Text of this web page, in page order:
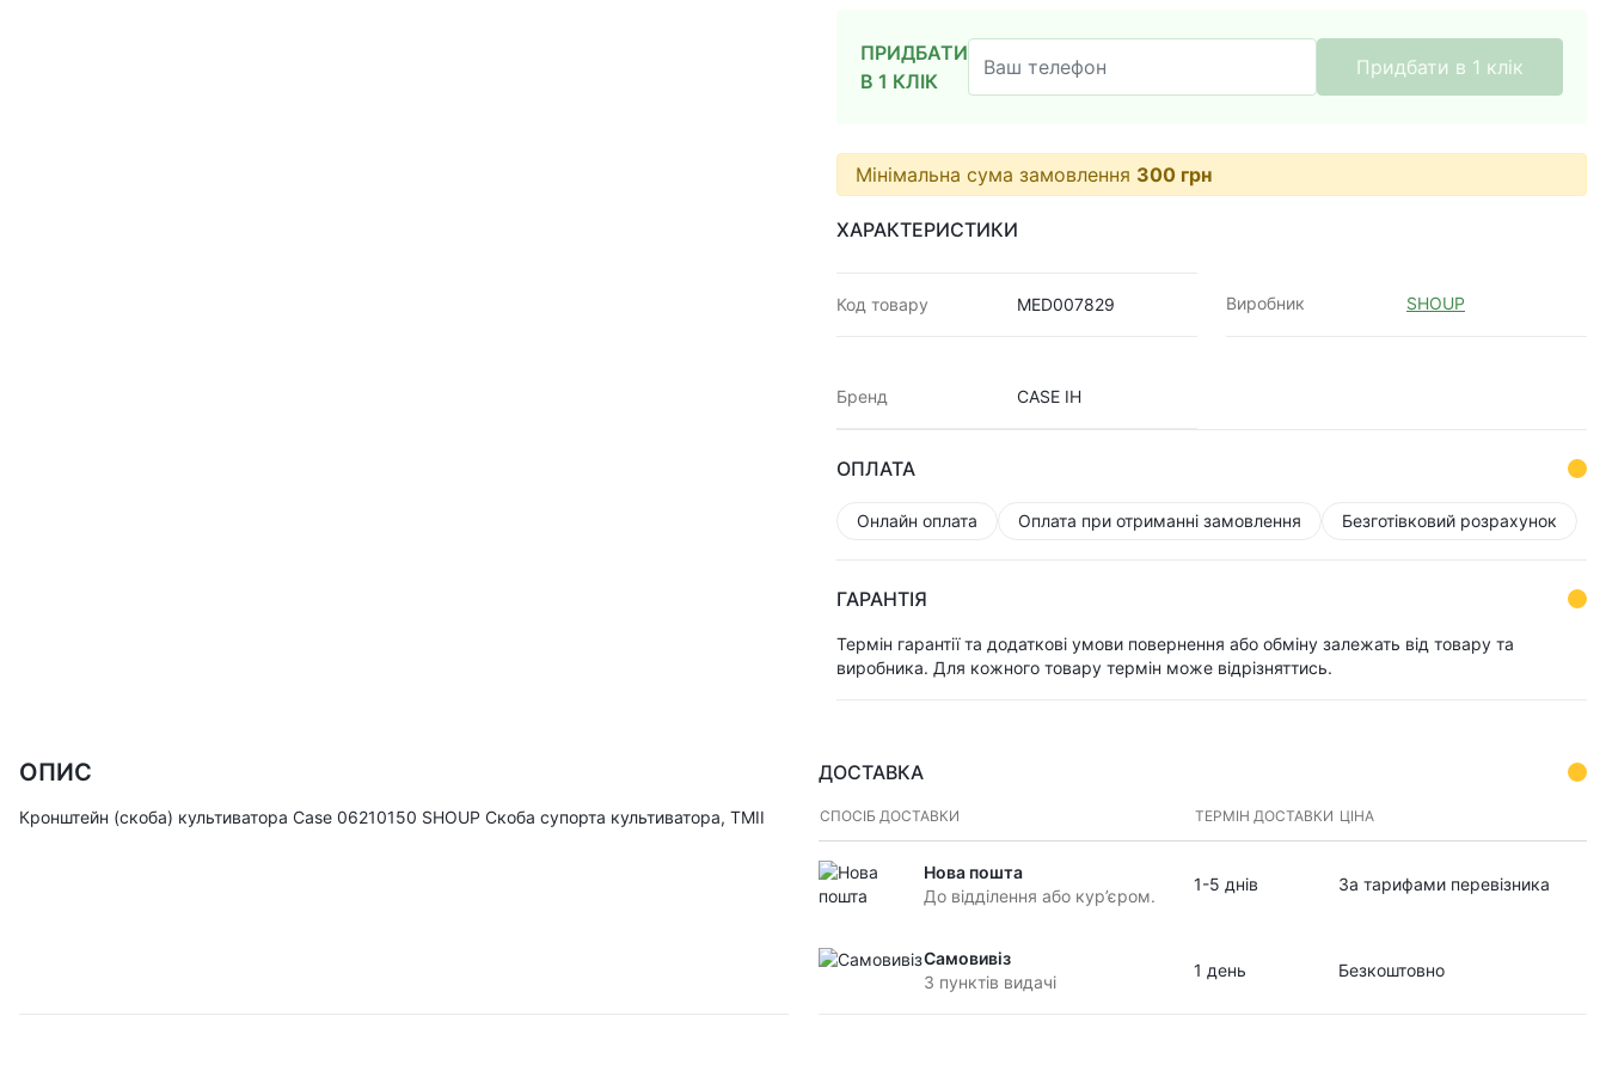
ПРИДБАТИ
В 1 КЛІК
Придбати в 1 клік
Мінімальна сума замовлення 300 грн
ХАРАКТЕРИСТИКИ
Код товару MED007829 Виробник SHOUP
Бренд CASE IH
ОПЛАТА
Онлайн оплата Оплата при отриманні замовлення Безготівковий розрахунок
ГАРАНТІЯ
Термін гарантії та додаткові умови повернення або обміну залежать від товару та
виробника. Для кожного товару термін може відрізняттись.
ОПИС
Кронштейн (скоба) культиватора Case 06210150 SHOUP Скоба супорта культиватора, TMII
ДОСТАВКА
СПОСІБ ДОСТАВКИ ТЕРМІН ДОСТАВКИ ЦІНА
Нова пошта
До відділення або кур’єром.
1-5 днів За тарифами перевізника
Самовивіз
З пунктів видачі
1 день Безкоштовно